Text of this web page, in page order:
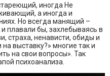
иногда Не
а иногда и
Но всегда манящий –
плавали бы, захлебываясь в
страха, ненависти, обиды и
выставку?» многие так и
на свои вопросы». Так
психоанализа.